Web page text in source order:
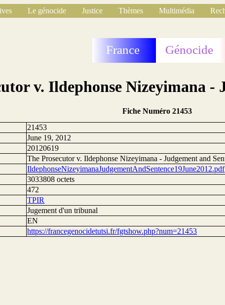
Le génocide Justice Thèmes Multimédia
France Génocide
v. Ildephonse Nizeyimana -
Fiche Numéro 21453
21453
June 19, 2012
20120619
The Prosecutor v. Ildephonse Nizeyimana - Judgement and
IldephonseNizeyimanaJudgementAndSentence19June2012.pdf
3033808 octets
472
TPIR
Jugement d'un tribunal
EN
https://francegenocidetutsi.fr/fgtshow.php?num=21453